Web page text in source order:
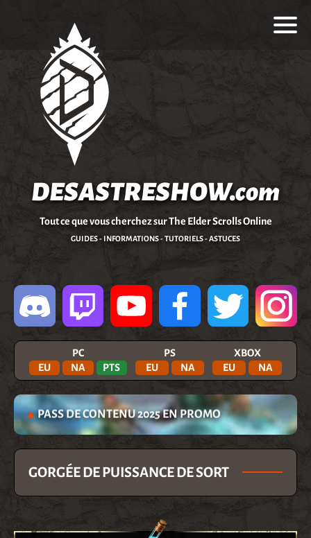
DESASTRESHOW.com
Tout ce que vous cherchez sur The Elder Scrolls Online
GUIDES - INFORMATIONS - TUTORIELS - ASTUCES
PC
EU
NA PTS
PS
EU
NA
XBOX
EU
NA
PASS DE CONTENU 2025 EN PROMO
GORGÉE DE PUISSANCE DE SORT